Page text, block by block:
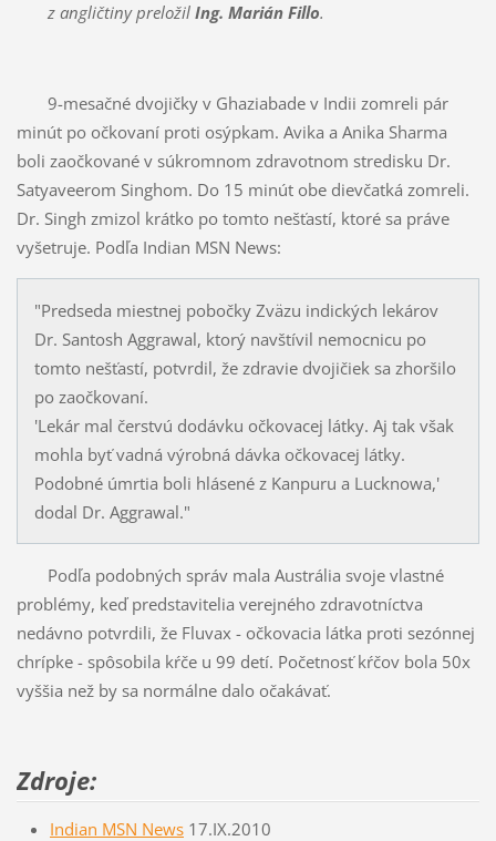
z angličtiny preložil Ing. Marián Fillo.
9-mesačné dvojičky v Ghaziabade v Indii zomreli pár
minút po očkovaní proti osýpkam. Avika a Anika Sharma
boli zaočkované v súkromnom zdravotnom stredisku Dr.
Satyaveerom Singhom. Do 15 minút obe dievčatká zomreli.
Dr. Singh zmizol krátko po tomto nešťastí, ktoré sa práve
vyšetruje. Podľa Indian MSN News:
"Predseda miestnej pobočky Zväzu indických lekárov
Dr. Santosh Aggrawal, ktorý navštívil nemocnicu po
tomto nešťastí, potvrdil, že zdravie dvojičiek sa zhoršilo
po zaočkovaní.
'Lekár mal čerstvú dodávku očkovacej látky. Aj tak však
mohla byť vadná výrobná dávka očkovacej látky.
Podobné úmrtia boli hlásené z Kanpuru a Lucknowa,'
dodal Dr. Aggrawal."
Podľa podobných správ mala Austrália svoje vlastné
problémy, keď predstavitelia verejného zdravotníctva
nedávno potvrdili, že Fluvax - očkovacia látka proti sezónnej
chrípke - spôsobila kŕče u 99 detí. Početnosť kŕčov bola 50x
vyššia než by sa normálne dalo očakávať.
Zdroje:
Indian MSN News17.IX.2010